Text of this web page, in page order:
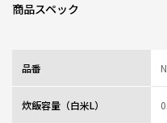
商品スペック
品番
炊飯容量（白米L）